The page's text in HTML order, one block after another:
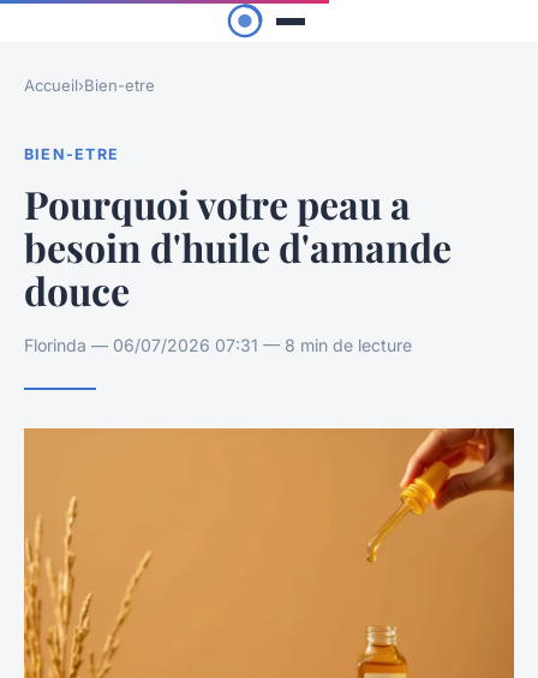
Accueil›Bien-etre
BIEN-ETRE
Pourquoi votre peau a
besoin d'huile d'amande
douce
Florinda — 06/07/2026 07:31 — 8 min de lecture